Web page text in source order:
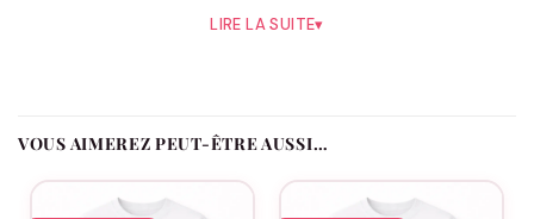
shirt unisexe s’adapte à tous vos mouvements avec sa coupe
glisse facilement dans votre garde-robe festive et s’accorde
vos amis en créant des looks assortis mémorables.
LIRE LA SUITE▾
VOUS AIMEREZ PEUT-ÊTRE AUSSI…